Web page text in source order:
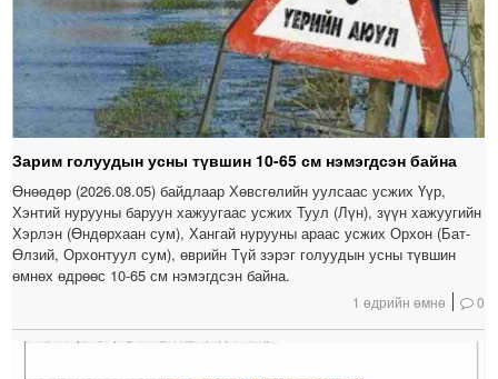
Зарим голуудын усны түвшин 10-65 см нэмэгдсэн байна
Өнөөдөр (2026.08.05) байдлаар Хөвсгөлийн уулсаас усжих Үүр,
Хэнтий нурууны баруун хажуугаас усжих Туул (Лүн), зүүн хажуугийн
Хэрлэн (Өндөрхаан сум), Хангай нурууны араас усжих Орхон (Бат-
Өлзий, Орхонтуул сум), өврийн Түй зэрэг голуудын усны түвшин
өмнөх өдрөөс 10-65 см нэмэгдсэн байна.
1 өдрийн өмнө 0